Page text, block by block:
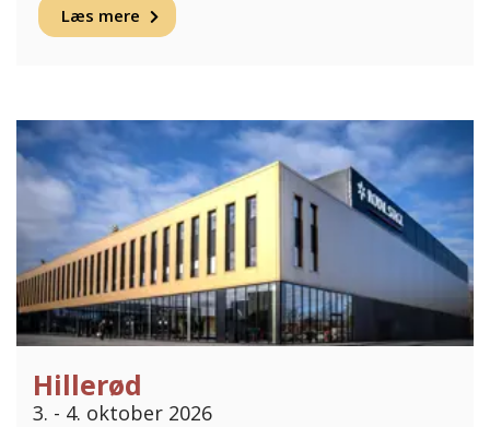
Læs mere
Hillerød
3. - 4. oktober 2026